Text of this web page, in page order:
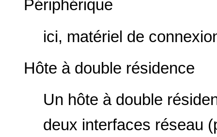
Périphérique
ici, matériel de
Hôte à double résidence
Un hôte à double
deux interfaces réseau